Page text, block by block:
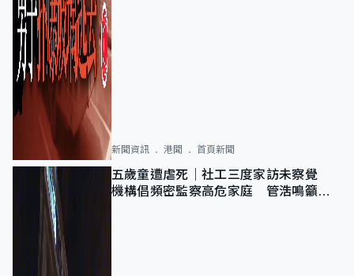
新聞資訊 港聞 首頁新聞
五歲童遭虐死｜社工三度家訪未察覺
機構倡頻密監察高危家庭 管浩鳴籲加